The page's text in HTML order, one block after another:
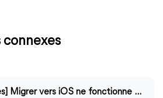
[5 Solutions efficaces] Migrer vers iOS ne fonctionne pas